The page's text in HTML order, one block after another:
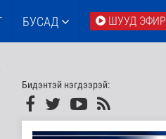
БУСАД ШУУД ЭФИР
Бидэнтэй нэгдээрэй: